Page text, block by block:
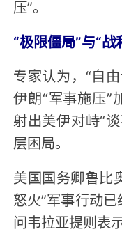
压”。
“极限僵局”与“战
专家认为，“自
伊朗“军事施压”
射出美伊对峙“
层困局。
美国国务卿鲁比
怒火”军事行动
问韦拉亚提则表